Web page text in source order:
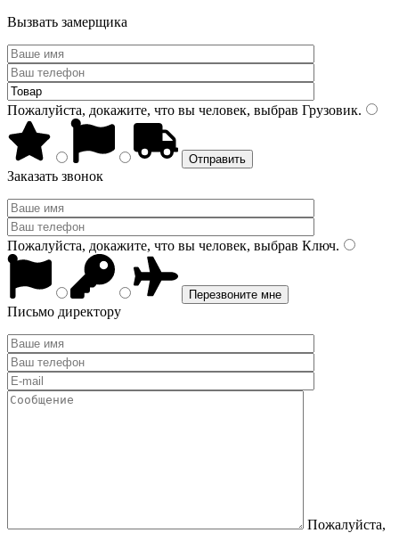
Вызвать замерщика
Пожалуйста, докажите, что вы человек, выбрав Грузовик.
Заказать звонок
Пожалуйста, докажите, что вы человек, выбрав Ключ.
Письмо директору
Пожалуйста,